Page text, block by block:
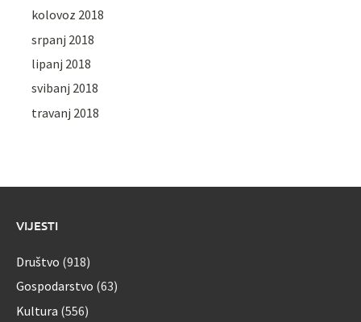
kolovoz 2018
srpanj 2018
lipanj 2018
svibanj 2018
travanj 2018
VIJESTI
Društvo (918)
Gospodarstvo (63)
Kultura (556)